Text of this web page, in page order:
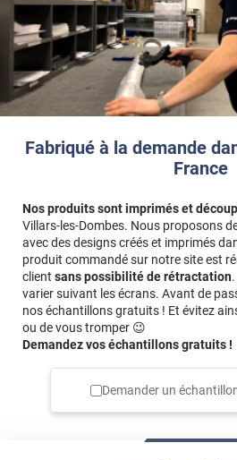
Fabriqué à la demande
France
Nos produits sont imprimés et
Villars-les-Dombes. Nous proposons
avec des designs créés et imprimés
produit commandé sur notre site est
client sans possibilité de rétractation
varier suivant les écrans. Avant de
nos échantillons gratuits ! Et évitez
ou de vous tromper 😉
Demandez vos échantillons gratuits !
Demander un
des bords aux dimensions saisies.
Exemple : pour une façade de60 x 80
cm, vous devez saisir64 x 84 cm